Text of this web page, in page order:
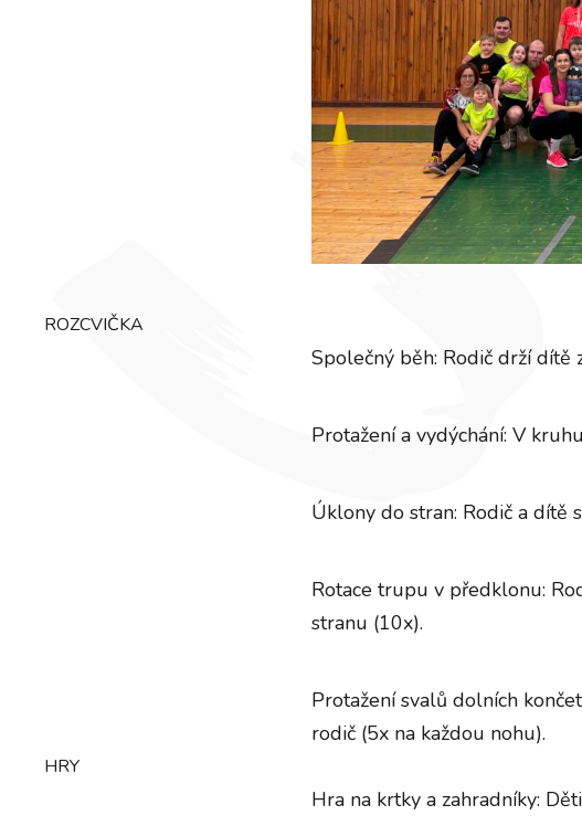
ROZCVIČKA
Společný běh: Rodič drží dítě
Protažení a vydýchání: V
Úklony do stran: Rodič a dítě
Rotace trupu v předklonu:
stranu (10x).
Protažení svalů dolních
rodič (5x na každou nohu).
HRY
Hra na krtky a zahradníky: